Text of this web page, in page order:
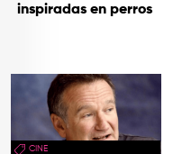
inspiradas en perros
CINE